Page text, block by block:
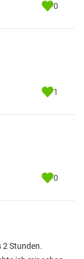
0
1
0
Stunden.